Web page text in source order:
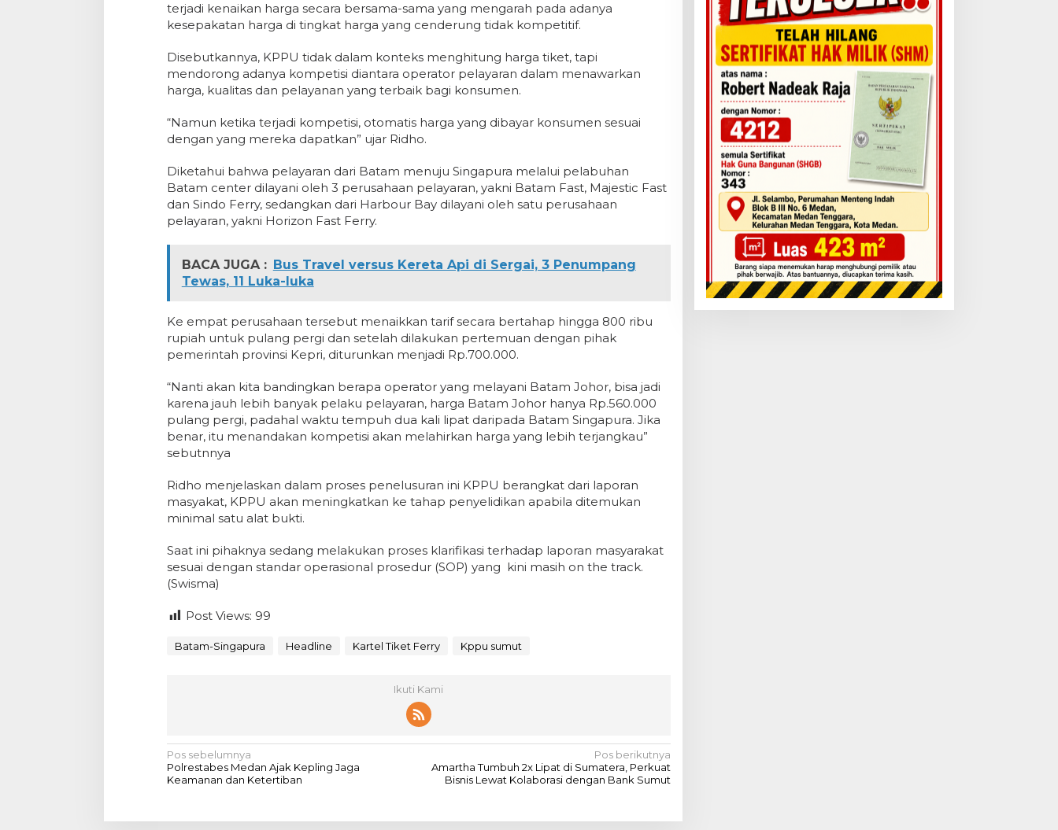
terjadi kenaikan harga secara bersama-sama yang mengarah pada adanya
kesepakatan harga di tingkat harga yang cenderung tidak kompetitif.
Disebutkannya, KPPU tidak dalam konteks menghitung harga tiket, tapi
mendorong adanya kompetisi diantara operator pelayaran dalam menawarkan
harga, kualitas dan pelayanan yang terbaik bagi konsumen.
“Namun ketika terjadi kompetisi, otomatis harga yang dibayar konsumen sesuai
dengan yang mereka dapatkan” ujar Ridho.
Diketahui bahwa pelayaran dari Batam menuju Singapura melalui pelabuhan
Batam center dilayani oleh 3 perusahaan pelayaran, yakni Batam Fast, Majestic Fast
dan Sindo Ferry, sedangkan dari Harbour Bay dilayani oleh satu perusahaan
pelayaran, yakni Horizon Fast Ferry.
BACA JUGA : Bus Travel versus Kereta Api di Sergai, 3 Penumpang
Tewas, 11 Luka-luka
Ke empat perusahaan tersebut menaikkan tarif secara bertahap hingga 800 ribu
rupiah untuk pulang pergi dan setelah dilakukan pertemuan dengan pihak
pemerintah provinsi Kepri, diturunkan menjadi Rp.700.000.
“Nanti akan kita bandingkan berapa operator yang melayani Batam Johor, bisa jadi
karena jauh lebih banyak pelaku pelayaran, harga Batam Johor hanya Rp.560.000
pulang pergi, padahal waktu tempuh dua kali lipat daripada Batam Singapura. Jika
benar, itu menandakan kompetisi akan melahirkan harga yang lebih terjangkau”
sebutnnya
Ridho menjelaskan dalam proses penelusuran ini KPPU berangkat dari laporan
masyakat, KPPU akan meningkatkan ke tahap penyelidikan apabila ditemukan
minimal satu alat bukti.
Saat ini pihaknya sedang melakukan proses klarifikasi terhadap laporan masyarakat
sesuai dengan standar operasional prosedur (SOP) yang kini masih on the track.
(Swisma)
Post Views: 99
Batam-Singapura Headline Kartel Tiket Ferry Kppu sumut
Ikuti Kami
N
a
Pos sebelumnya
Polrestabes Medan Ajak Kepling Jaga
Keamanan dan Ketertiban
Pos berikutnya
Amartha Tumbuh 2x Lipat di Sumatera, Perkuat
Bisnis Lewat Kolaborasi dengan Bank Sumut